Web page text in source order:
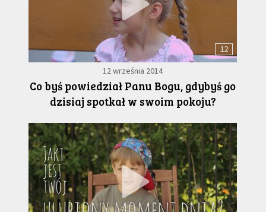
12
12 września 2014
Co byś powiedział Panu Bogu, gdybyś go
dzisiaj spotkał w swoim pokoju?